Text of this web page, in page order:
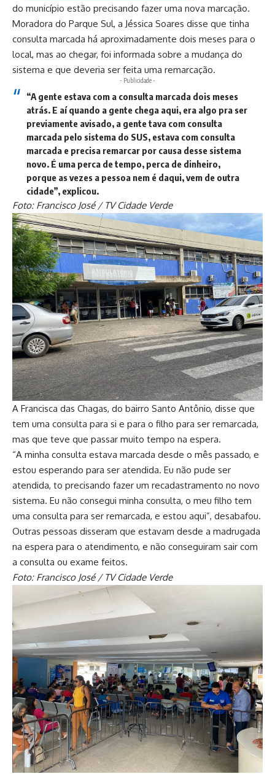
do município estão precisando fazer uma nova marcação.
Moradora do Parque Sul, a Jéssica Soares disse que tinha
consulta marcada há aproximadamente dois meses para o
local, mas ao chegar, foi informada sobre a mudança do
sistema e que deveria ser feita uma remarcação.
- Publicidade -
“A gente estava com a consulta marcada dois meses
atrás. E aí quando a gente chega aqui, era algo pra ser
previamente avisado, a gente tava com consulta
marcada pelo sistema do SUS, estava com consulta
marcada e precisa remarcar por causa desse sistema
novo. É uma perca de tempo, perca de dinheiro,
porque as vezes a pessoa nem é daqui, vem de outra
cidade”, explicou.
Foto: Francisco José / TV Cidade Verde
A Francisca das Chagas, do bairro Santo Antônio, disse que
tem uma consulta para si e para o filho para ser remarcada,
mas que teve que passar muito tempo na espera.
“A minha consulta estava marcada desde o mês passado, e
estou esperando para ser atendida. Eu não pude ser
atendida, to precisando fazer um recadastramento no novo
sistema. Eu não consegui minha consulta, o meu filho tem
uma consulta para ser remarcada, e estou aqui”, desabafou.
Outras pessoas disseram que estavam desde a madrugada
na espera para o atendimento, e não conseguiram sair com
a consulta ou exame feitos.
Foto: Francisco José / TV Cidade Verde